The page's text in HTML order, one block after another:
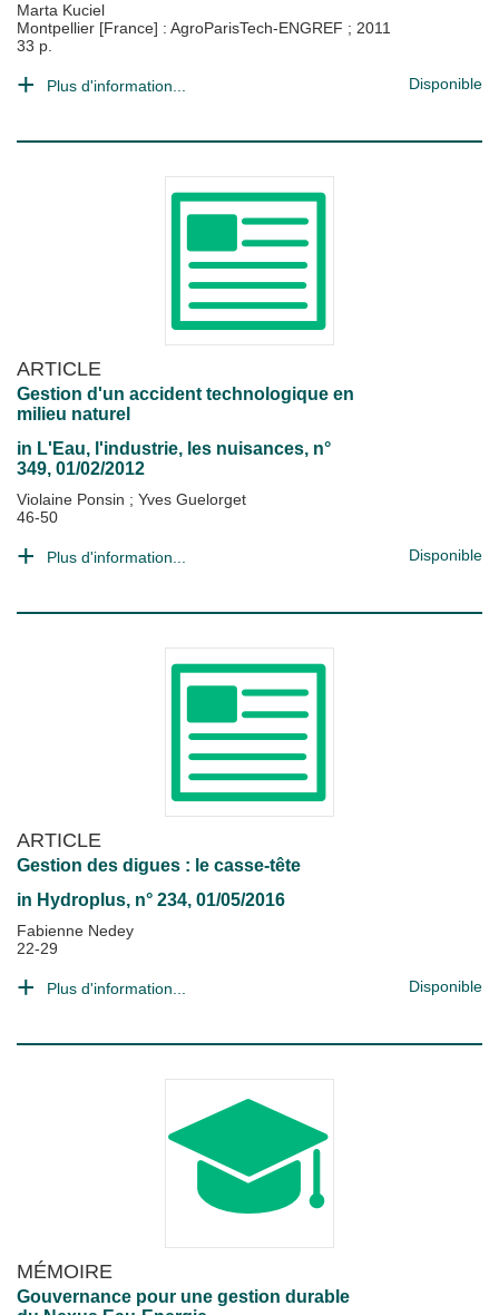
Marta Kuciel
Montpellier [France] : AgroParisTech-ENGREF ; 2011
33 p.
Plus d'information... Disponible
ARTICLE
Gestion d'un accident technologique en
milieu naturel
in L'Eau, l'industrie, les nuisances, n°
349, 01/02/2012
Violaine Ponsin ; Yves Guelorget
46-50
Plus d'information... Disponible
ARTICLE
Gestion des digues : le casse-tête
in Hydroplus, n° 234, 01/05/2016
Fabienne Nedey
22-29
Plus d'information... Disponible
MÉMOIRE
Gouvernance pour une gestion durable